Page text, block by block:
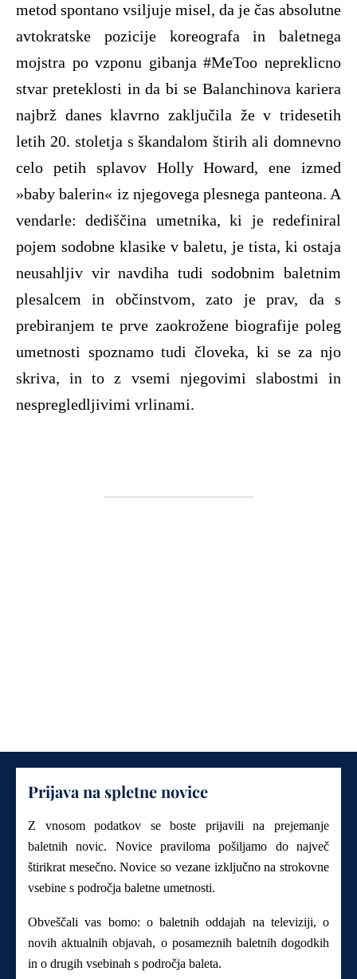
metod spontano vsiljuje misel, da je čas absolutne
avtokratske pozicije koreografa in baletnega
mojstra po vzponu gibanja #MeToo nepreklicno
stvar preteklosti in da bi se Balanchinova kariera
najbrž danes klavrno zaključila že v tridesetih
letih 20. stoletja s škandalom štirih ali domnevno
celo petih splavov Holly Howard, ene izmed
»baby balerin« iz njegovega plesnega panteona. A
vendarle: dediščina umetnika, ki je redefiniral
pojem sodobne klasike v baletu, je tista, ki ostaja
neusahljiv vir navdiha tudi sodobnim baletnim
plesalcem in občinstvom, zato je prav, da s
prebiranjem te prve zaokrožene biografije poleg
umetnosti spoznamo tudi človeka, ki se za njo
skriva, in to z vsemi njegovimi slabostmi in
nespregledljivimi vrlinami.
Prijava na spletne novice
Z vnosom podatkov se boste prijavili na prejemanje
baletnih novic. Novice praviloma pošiljamo do največ
štirikrat mesečno. Novice so vezane izključno na strokovne
vsebine s področja baletne umetnosti.
Obveščali vas bomo: o baletnih oddajah na televiziji, o
novih aktualnih objavah, o posameznih baletnih dogodkih
in o drugih vsebinah s področja baleta.